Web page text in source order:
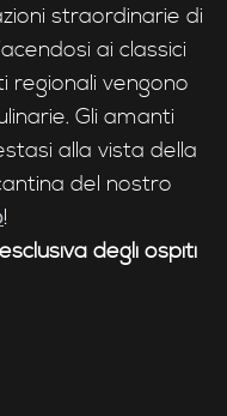
straordinarie di
ai classici
regionali vengono
Gli amanti
alla vista della
del nostro
!
degli ospiti